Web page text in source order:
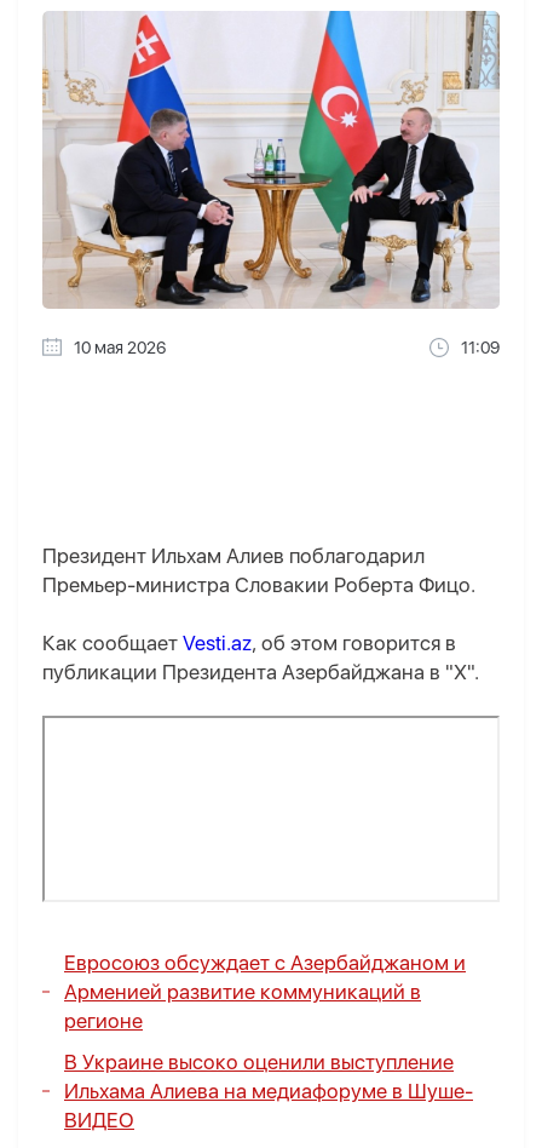
10 мая 2026 11:09
Президент Ильхам Алиев поблагодарил
Премьер-министра Словакии Роберта Фицо.
Как сообщает Vesti.az, об этом говорится в
публикации Президента Азербайджана в "Х".
Евросоюз обсуждает с Азербайджаном и
Арменией развитие коммуникаций в
регионе
В Украине высоко оценили выступление
Ильхама Алиева на медиафоруме в Шуше-
ВИДЕО